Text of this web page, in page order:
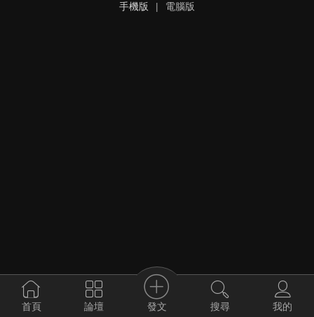
手機版
| 電腦版
首頁 論壇 發文 搜尋 我的